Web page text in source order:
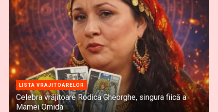
LISTA VRAJITOARELOR
Celebra vrăjitoare Rodica Gheorghe, singura fiică a
Mamei Omida